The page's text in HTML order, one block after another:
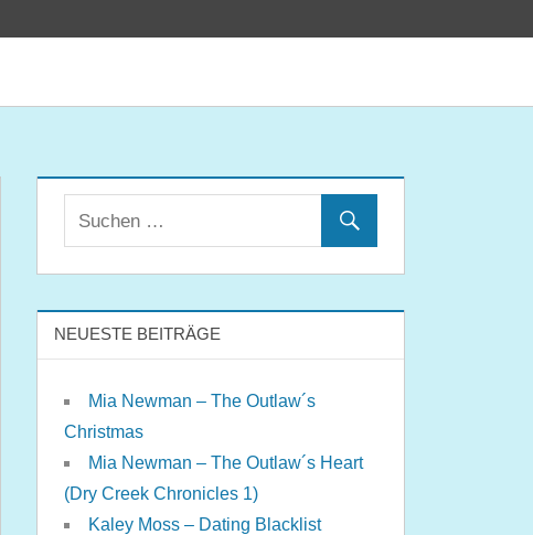
NEUESTE BEITRÄGE
Mia Newman – The Outlaw´s
Christmas
Mia Newman – The Outlaw´s Heart
(Dry Creek Chronicles 1)
Kaley Moss – Dating Blacklist